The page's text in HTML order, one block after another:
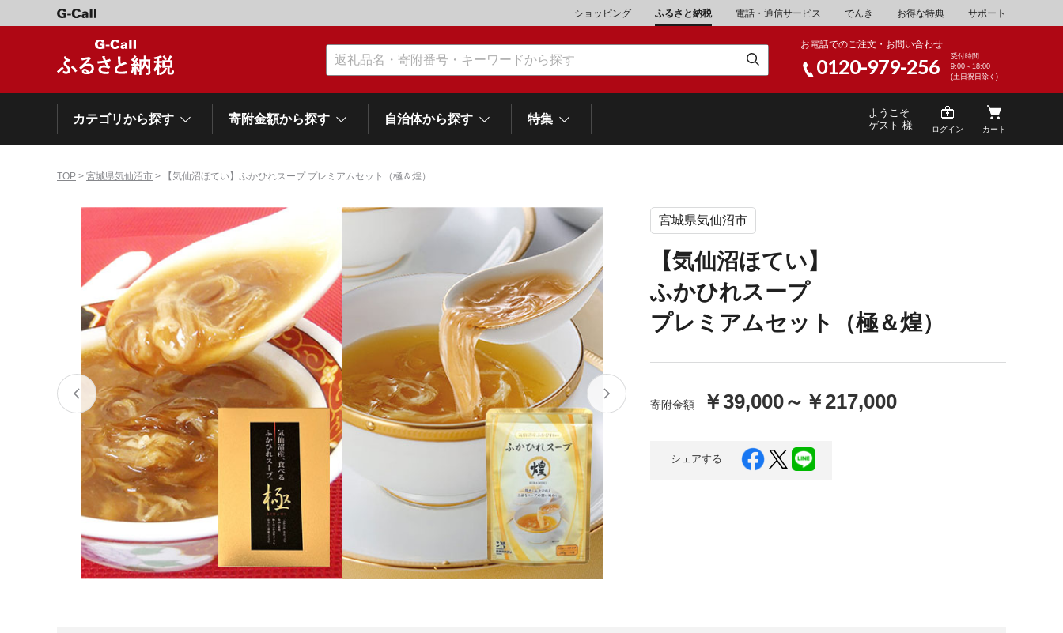
ショッピング ふるさと納税 電話・通信サービス でんき お得な特典 サポート
お電話でのご注文・お問い合わせ
0120-979-256
受付時間
9:00～18:00
(土日祝日除く)
カテゴリから探す
肉類（牛） 魚介類
くだもの スイーツ 野菜
ドリンク 旅行券・食事券 家電・AV機器
寝具 スポーツ・アウトドア 雑貨・日用品
家具 時計 ファッション
定期便
寄附金額から探す
～\10,000 \20,001～30,000
\40,001～50,000 \50,001～100,000 \100,001～200,000 \200,001～500,000
\500,001～1,000,000 \1,000,001～5,000,000 \5,000,001～10,000,000 \10,000,001～
自治体から探す
北海道
網走市 池田町
石狩市
白老町
白糠町
弟子屈町
登別市
平取町
広尾町
紋別市
別海町 利尻富士町
岩手県 雫石町
宮城県 気仙沼市
山形県 東根市 南陽市 三川町
茨城県
栃木県 大田原市 鹿沼市
千葉県 九十九里町
市川三郷町
笛吹市
富士河口湖町
静岡県
熱海市 伊豆市
御殿場市
沼津市
袋井市
愛知県
大府市 春日井市 名古屋市
岐阜県 関市 山県市
多気町 南伊勢町
石川県 津幡町
越前町
岡山県 笠岡市
島根県 海士町
高知県 芸西村
福岡県 大川市
特集
ようこそ
ゲスト 様
ログイン カート
TOP > 宮城県気仙沼市 > 【気仙沼ほてい】ふかひれスープ プレミアムセット（極＆煌）
宮城県気仙沼市
【気仙沼ほてい】
ふかひれスープ
プレミアムセット（極＆煌）
寄附金額 ￥39,000～ ￥217,000
シェアする